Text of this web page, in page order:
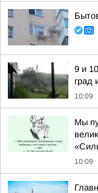
9 и
град
10:09
Мы
10:09